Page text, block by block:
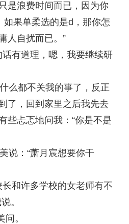
是浪费时间而已，因为你
如果单柔选的是d，那你怎
人自扰而已。”
有道理，嗯，我要继续研
么都不关我的事了，反正
了，回到家里之后我先去
些忐忑地问我：“你是不是
说：“萧月宸想要你干
和许多学校的女老师有不
。
。